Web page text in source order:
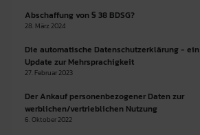
Abschaffung von § 38 BDSG?
28. März 2024
Die automatische Datenschutzerklärung - ein
Update zur Mehrsprachigkeit
27. Februar 2023
Der Ankauf personenbezogener Daten zur
werblichen/vertrieblichen Nutzung
6. Oktober 2022